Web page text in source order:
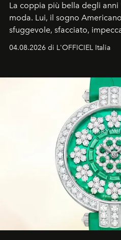
La coppia più bella degli anni
moda. Lui, il sogno
sfuggevole, sfacciato,
John John Kennedy sono i
04.08.2026 di L'OFFICIEL Italia